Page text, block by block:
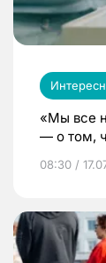
«Мы все
— о том,
08:30 /